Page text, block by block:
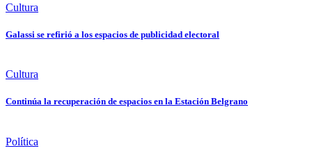
Cultura
Galassi se refirió a los espacios de publicidad electoral
Cultura
Continúa la recuperación de espacios en la Estación Belgrano
Política